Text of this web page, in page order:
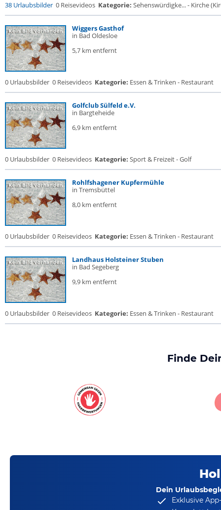
38 Urlaubsbilder 0 Reisevideos Kategorie: Sehenswürdigke... - Kirche
Wiggers Gasthof
in Bad Oldesloe
5,7 km entfernt
0 Urlaubsbilder 0 Reisevideos Kategorie: Essen & Trinken - Restaurant
Golfclub Sülfeld e.V.
in Bargteheide
6,9 km entfernt
0 Urlaubsbilder 0 Reisevideos Kategorie: Sport & Freizeit - Golf
Rohlfshagener Kupfermühle
in Tremsbüttel
8,0 km entfernt
0 Urlaubsbilder 0 Reisevideos Kategorie: Essen & Trinken - Restaurant
Landhaus Holsteiner Stuben
in Bad Segeberg
9,9 km entfernt
0 Urlaubsbilder 0 Reisevideos Kategorie: Essen & Trinken - Restaurant
Finde
Dein
Exklusive